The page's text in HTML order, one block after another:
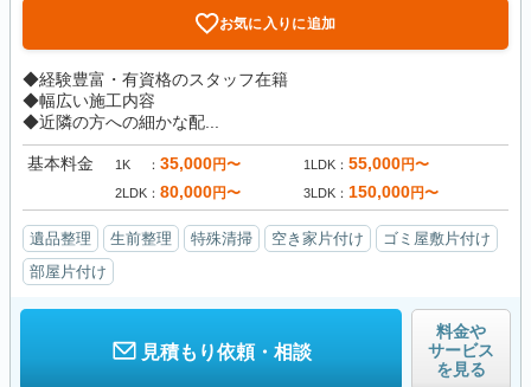
お気に入りに追加
◆経験豊富・有資格のスタッフ在籍
◆幅広い施工内容
◆近隣の方への細かな配...
基本料金 1K 35,000円〜 1LDK 55,000円〜
2LDK 80,000円〜 3LDK 150,000円〜
遺品整理 生前整理 特殊清掃 空き家片付け
ゴミ屋敷片付け
部屋片付け
見積もり依頼・相談
料金や
サービス
を見る